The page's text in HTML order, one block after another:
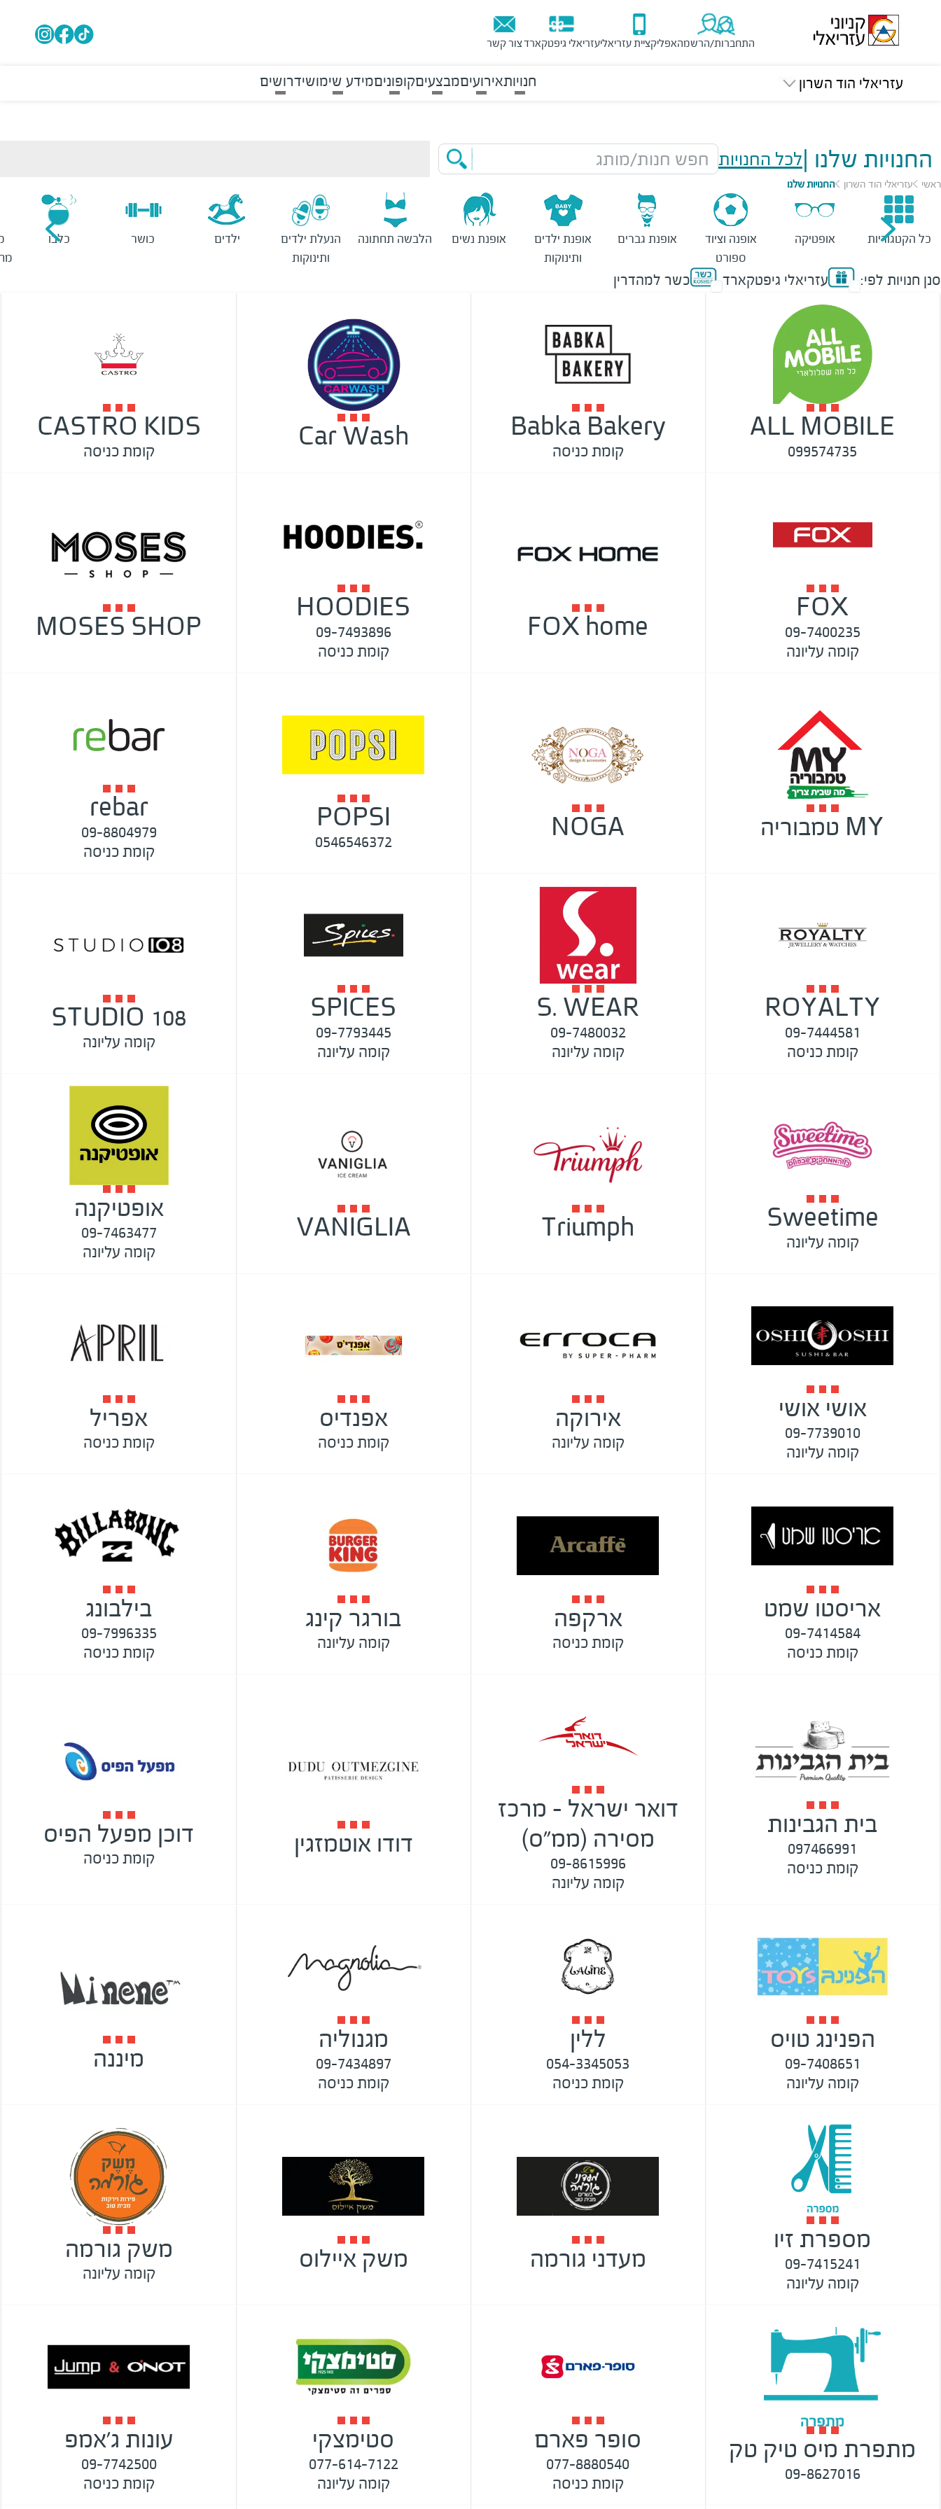
התחברות/הרשמהאפליקציית עזריאליעזריאלי גיפטקארדצור קשר
עזריאלי הוד השרון חנויותאירועיםמבצעיםקופוניםמידע שימושידרושים
החנויות שלנו |לכל החנויות חפש חנות/מותג
ראשי עזריאלי הוד השרון החנויות שלנו
כל הקטגוריות אופטיקה
אופנה וציוד
ספורט
אופנת גברים
אופנת ילדים
ותינוקות
אופנת נשים הלבשה תחתונה
הנעלת ילדים
ותינוקות
ילדים כושר כלבו
סנן חנויות לפי: עזריאלי גיפטקארד כשר למהדרין
ALL MOBILE
099574735
Babka Bakery
קומת כניסה
Car Wash
CASTRO KIDS
קומת כניסה
FOX
09-7400235
קומה עליונה
FOX home
HOODIES
09-7493896
קומת כניסה
MOSES SHOP
MY טמבוריה NOGA
POPSI
0546546372
rebar
09-8804979
קומת כניסה
ROYALTY
09-7444581
קומת כניסה
S. WEAR
09-7480032
קומה עליונה
SPICES
09-7793445
קומה עליונה
STUDIO 108
קומה עליונה
Sweetime
קומה עליונה
Triumph
VANIGLIA
אופטיקנה
09-7463477
קומה עליונה
אושי אושי
09-7739010
קומה עליונה
אירוקה
קומה עליונה
אפנדיס
קומת כניסה
אפריל
קומת כניסה
אריסטו שמט
09-7414584
קומת כניסה
ארקפה
קומת כניסה
בורגר קינג
קומה עליונה
בילבונג
09-7996335
קומת כניסה
בית הגבינות
097466991
קומת כניסה
דואר ישראל - מרכז
מסירה (ממ"ס)
09-8615996
קומה עליונה
דודו אוטמזגין דוכן מפעל הפיס
קומת כניסה
הפנינג טויס
09-7408651
קומה עליונה
ללין
054-3345053
קומת כניסה
מגנוליה
09-7434897
קומת כניסה
מיננה
מספרת זיו
09-7415241
קומה עליונה
מעדני גורמה משק איילוס משק גורמה
קומה עליונה
מתפרת מיס טיק טק
09-8627016
סופר פארם
077-8880540
קומת כניסה
סטימצקי
077-614-7122
קומה עליונה
עונות ג'אמפ
09-7742500
קומת כניסה